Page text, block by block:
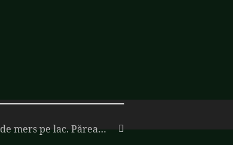
mers pe lac. Părea…